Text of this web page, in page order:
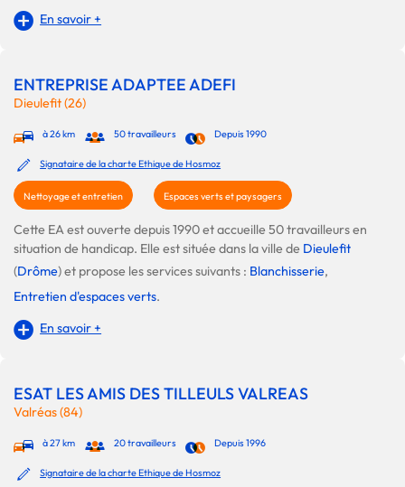
En savoir +
ENTREPRISE ADAPTEE ADEFI
Dieulefit (26)
à 26 km 50 travailleurs Depuis 1990
Signataire de la charte Ethique de Hosmoz
Nettoyage et entretien Espaces verts et paysagers
Cette EA est ouverte depuis 1990 et accueille 50 travailleurs en
situation de handicap. Elle est située dans la ville de Dieulefit
(Drôme) et propose les services suivants : Blanchisserie,
Entretien d'espaces verts.
En savoir +
ESAT LES AMIS DES TILLEULS VALREAS
Valréas (84)
à 27 km 20 travailleurs Depuis 1996
Signataire de la charte Ethique de Hosmoz